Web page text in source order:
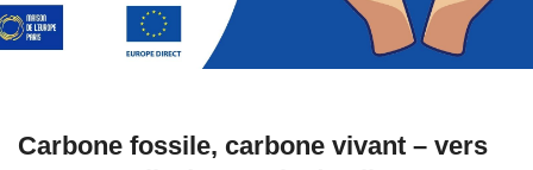
Carbone fossile, carbone vivant – vers